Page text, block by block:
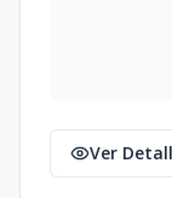
Ver